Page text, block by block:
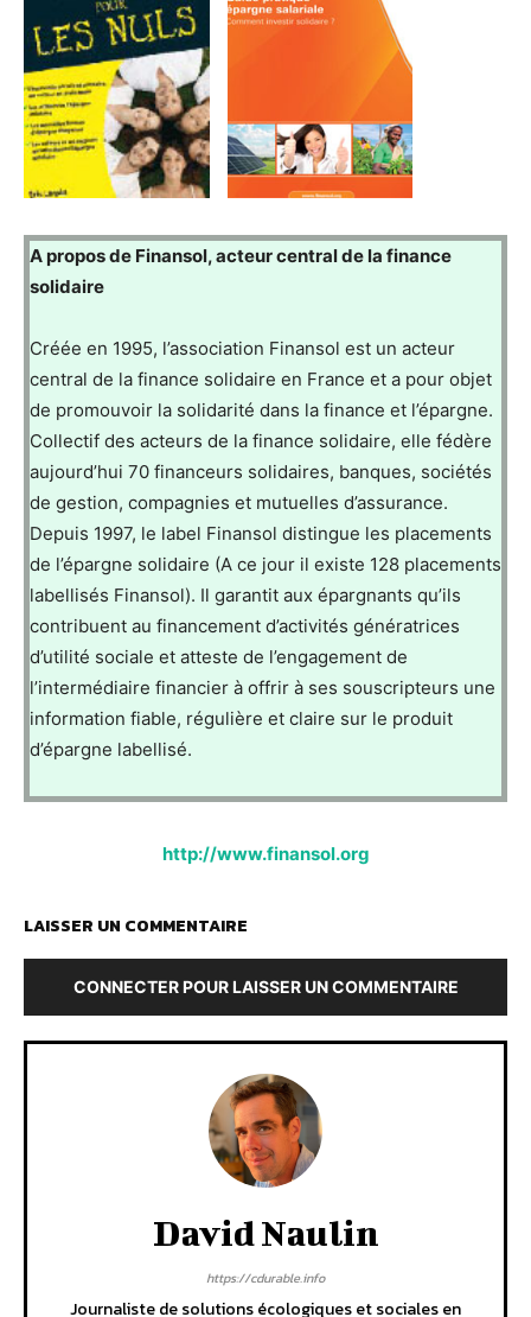
A propos de Finansol, acteur central de la finance
solidaire
Créée en 1995, l’association Finansol est un acteur
central de la finance solidaire en France et a pour objet
de promouvoir la solidarité dans la finance et l’épargne.
Collectif des acteurs de la finance solidaire, elle fédère
aujourd’hui 70 financeurs solidaires, banques, sociétés
de gestion, compagnies et mutuelles d’assurance.
Depuis 1997, le label Finansol distingue les placements
de l’épargne solidaire (A ce jour il existe 128 placements
labellisés Finansol). Il garantit aux épargnants qu’ils
contribuent au financement d’activités génératrices
d’utilité sociale et atteste de l’engagement de
l’intermédiaire financier à offrir à ses souscripteurs une
information fiable, régulière et claire sur le produit
d’épargne labellisé.
http://www.finansol.org
LAISSER UN COMMENTAIRE
CONNECTER POUR LAISSER UN COMMENTAIRE
David Naulin
https://cdurable.info
Journaliste de solutions écologiques et sociales en